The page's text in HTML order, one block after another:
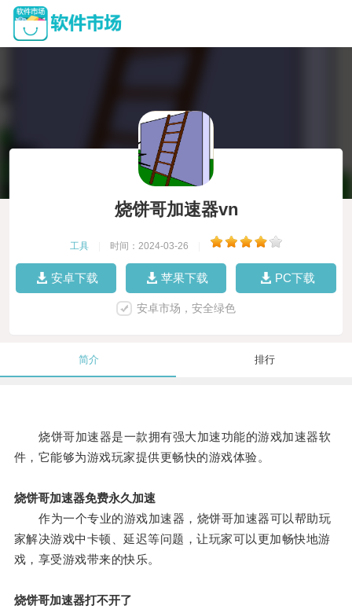
烧饼哥加速器vn
工具 时间：2024-03-26
安卓下载 苹果下载 PC下载
安卓市场，安全绿色
简介 排行
烧饼哥加速器是一款拥有强大加速功能的游戏加速器软
件，它能够为游戏玩家提供更畅快的游戏体验。
烧饼哥加速器免费永久加速
作为一个专业的游戏加速器，烧饼哥加速器可以帮助玩
家解决游戏中卡顿、延迟等问题，让玩家可以更加畅快地游
戏，享受游戏带来的快乐。
烧饼哥加速器打不开了